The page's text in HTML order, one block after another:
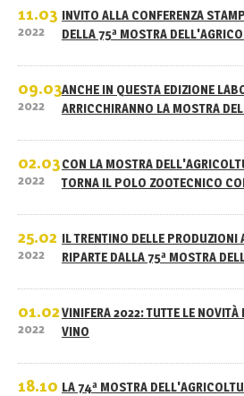
11.03
2022
INVITO ALLA CONFERENZA
DELLA 75ª MOSTRA
09.03
2022
ANCHE IN QUESTA EDIZIONE
ARRICCHIRANNO LA MOSTRA
02.03
2022
CON LA MOSTRA
TORNA IL POLO ZOOTECNICO
25.02
2022
IL TRENTINO DELLE PRODUZIONI
RIPARTE DALLA 75ª MOSTRA
01.02
2022
VINIFERA 2022: TUTTE LE NOVITÀ
VINO
18.10 LA 74ª MOSTRA